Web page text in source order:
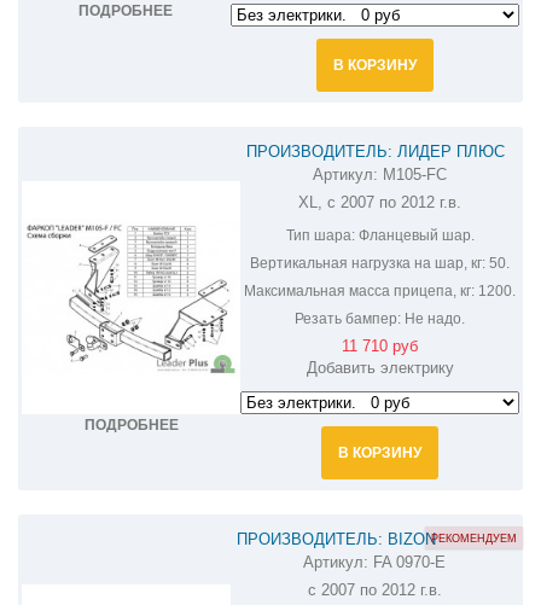
ПОДРОБНЕЕ
В КОРЗИНУ
ПОДРОБНЕЕ
ПРОИЗВОДИТЕЛЬ: ЛИДЕР ПЛЮС
ФАРКОП НА MITSUBISHI OUTLANDER
XL M105-FC
Артикул: M105-FC
XL, с 2007 по 2012 г.в.
Тип шара:Фланцевый шар.
Вертикальная нагрузка на шар, кг: 50.
Максимальная масса прицепа, кг: 1200.
Резать бампер: Не надо.
11 710 руб
Добавить электрику
В КОРЗИНУ
ПРОИЗВОДИТЕЛЬ: BIZON
ФАРКОП НА MITSUBISHI OUTLANDER
FA 0970-E
Артикул: FA 0970-E
с 2007 по 2012 г.в.
РЕКОМЕНДУЕМ